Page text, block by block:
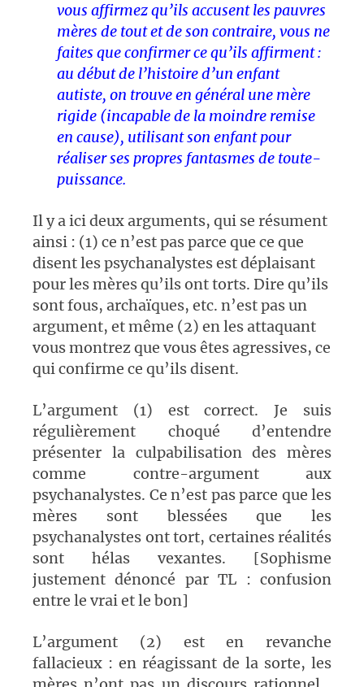
vous affirmez qu’ils accusent les pauvres
mères de tout et de son contraire, vous ne
faites que confirmer ce qu’ils affirment :
au début de l’histoire d’un enfant
autiste, on trouve en général une mère
rigide (incapable de la moindre remise
en cause), utilisant son enfant pour
réaliser ses propres fantasmes de toute-
puissance.
Il y a ici deux arguments, qui se résument
ainsi : (1) ce n’est pas parce que ce que
disent les psychanalystes est déplaisant
pour les mères qu’ils ont torts. Dire qu’ils
sont fous, archaïques, etc. n’est pas un
argument, et même (2) en les attaquant
vous montrez que vous êtes agressives, ce
qui confirme ce qu’ils disent.
L’argument (1) est correct. Je suis
régulièrement choqué d’entendre
présenter la culpabilisation des mères
comme contre-argument aux
psychanalystes. Ce n’est pas parce que les
mères sont blessées que les
psychanalystes ont tort, certaines réalités
sont hélas vexantes. [Sophisme
justement dénoncé par TL : confusion
entre le vrai et le bon]
L’argument (2) est en revanche
fallacieux : en réagissant de la sorte, les